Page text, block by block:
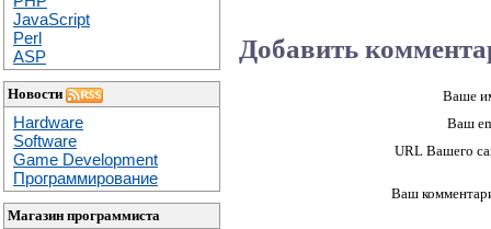
JavaScript
Perl
ASP
Новости
Hardware
Software
Game Development
Программирование
Магазин программиста
Добавить
Ваше
Ваш
URL Вашего
Ваш